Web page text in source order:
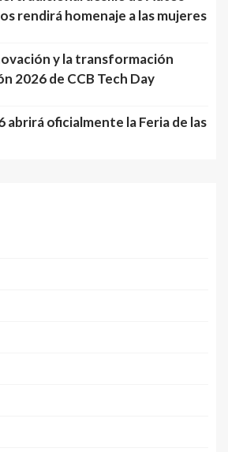
rendirá homenaje a las mujeres
y la transformación
2026 de CCB Tech Day
abrirá oficialmente la Feria de las